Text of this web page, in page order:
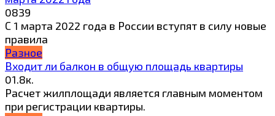
0839
С 1 марта 2022 года в России вступят в силу новые
правила
Разное
Входит ли балкон в общую площадь квартиры
01.8к.
Расчет жилплощади является главным моментом
при регистрации квартиры.